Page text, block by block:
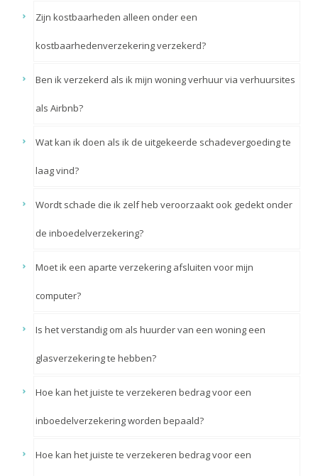
Zijn kostbaarheden alleen onder een
kostbaarhedenverzekering verzekerd?
Ben ik verzekerd als ik mijn woning verhuur via verhuursites
als Airbnb?
Wat kan ik doen als ik de uitgekeerde schadevergoeding te
laag vind?
Wordt schade die ik zelf heb veroorzaakt ook gedekt onder
de inboedelverzekering?
Moet ik een aparte verzekering afsluiten voor mijn
computer?
Is het verstandig om als huurder van een woning een
glasverzekering te hebben?
Hoe kan het juiste te verzekeren bedrag voor een
inboedelverzekering worden bepaald?
Hoe kan het juiste te verzekeren bedrag voor een